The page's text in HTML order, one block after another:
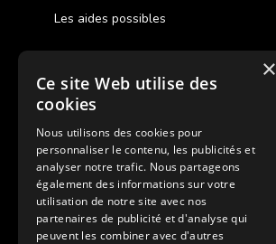
Les aides possibles
Cash Back
Pour les fratries
Facebook Supernova
Instagram Supernova
Colonie de vacances SUPERNOVA
×
Ce site Web utilise des
cookies
Nous utilisons des cookies pour
personnaliser le contenu, les publicités et
analyser notre trafic. Nous partageons
également des informations sur votre
utilisation de notre site avec nos
partenaires de publicité et d'analyse qui
peuvent les combiner avec d'autres